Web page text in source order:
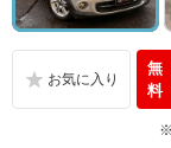
無
料
※